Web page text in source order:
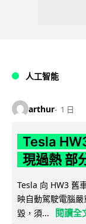
人工智能
arthur 1 日
Tesla
現過熱 部
Tesla 向 HW3 舊
映自動駕駛電腦
毀，須...
閱讀全